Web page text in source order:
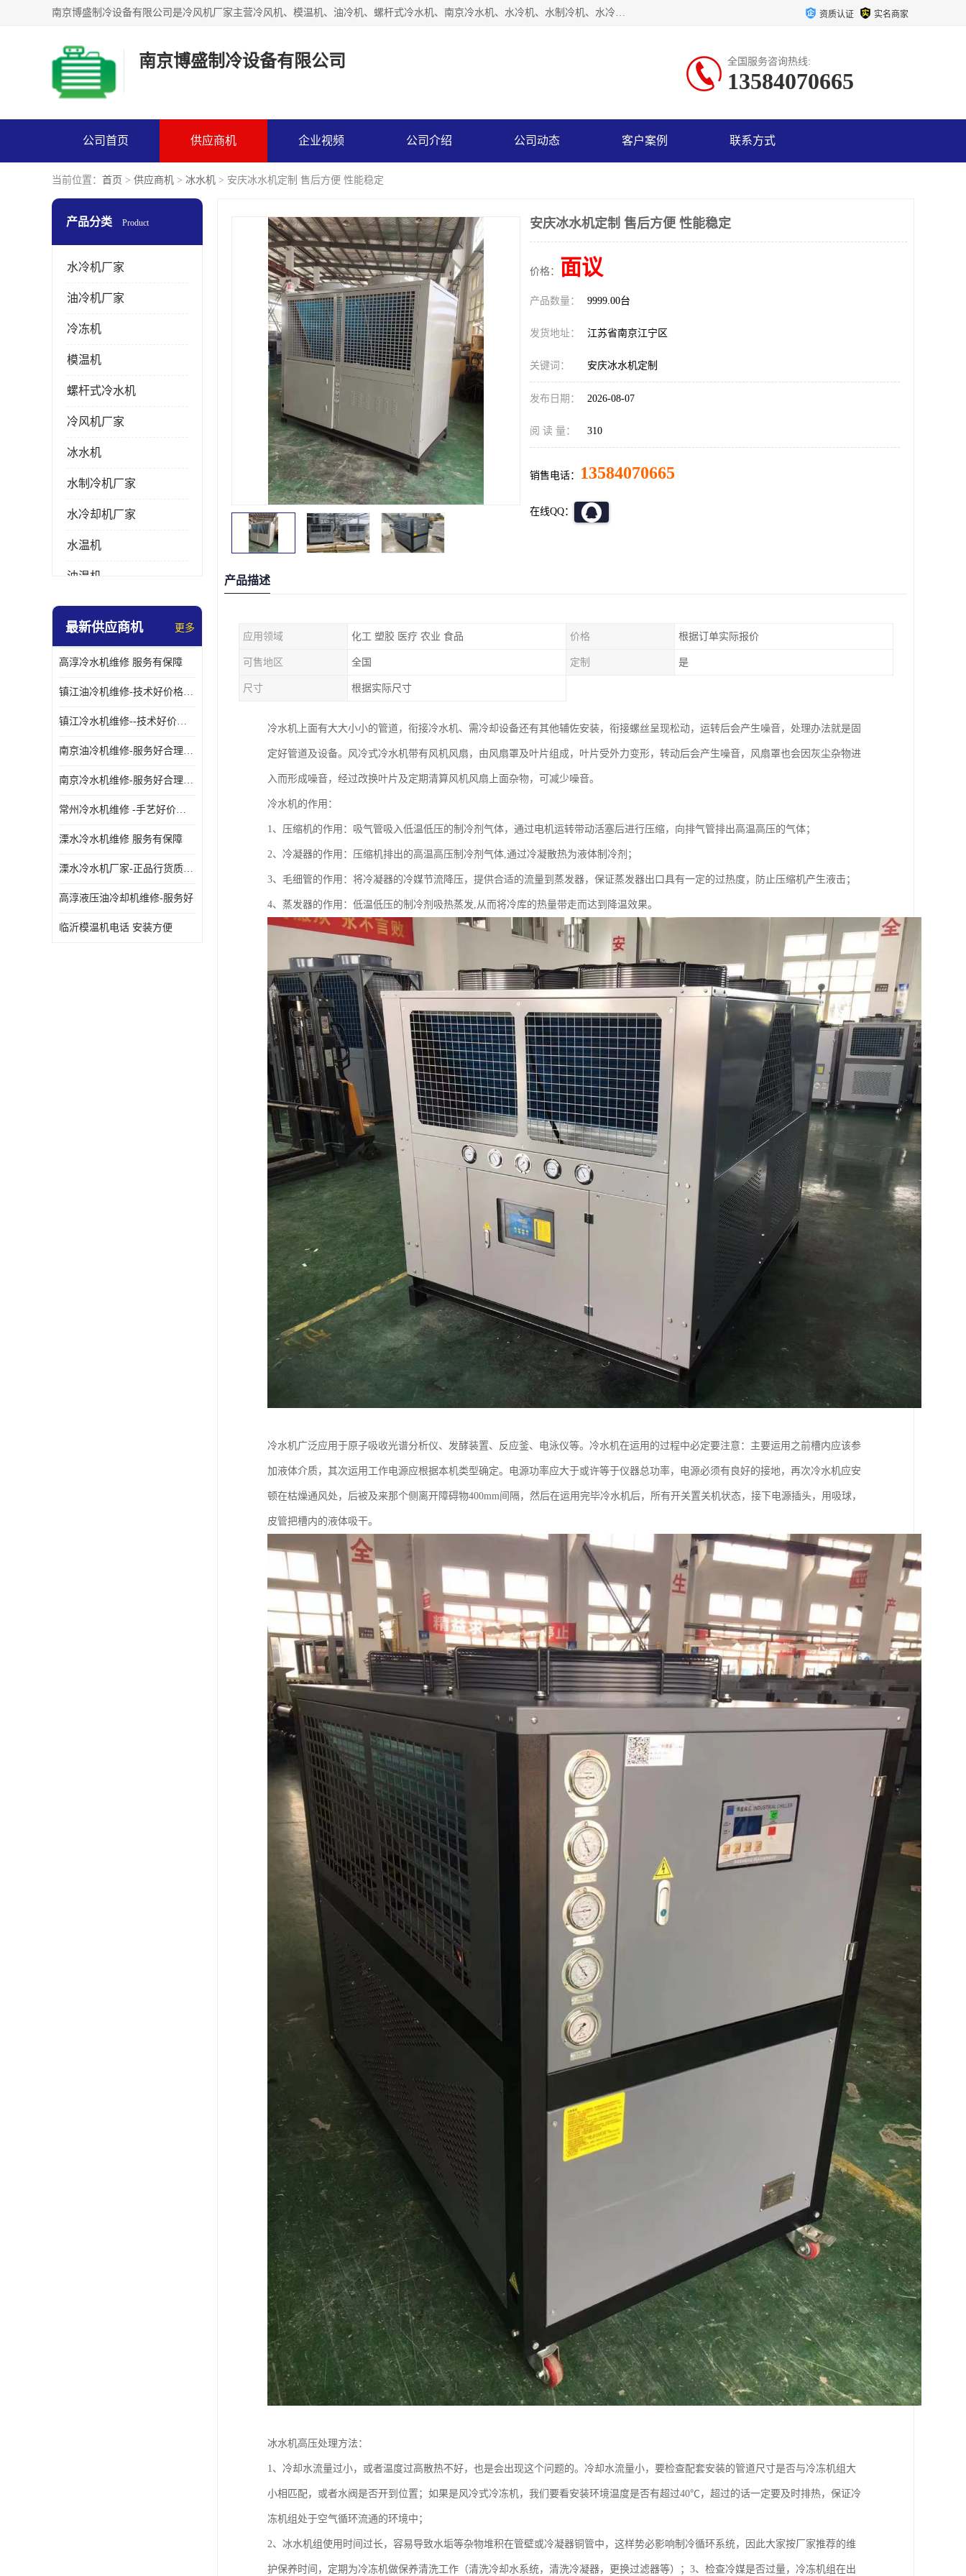
南京博盛制冷设备有限公司是冷风机厂家主营冷风机、模温机、油冷机、螺杆式冷水机、南京冷水机、水冷机、水制冷机、水冷却机、油冷却机等；凭借多年的制作经验、优秀的技术、优秀的产品质量诚信的经营理念，以一流的品质，实在的价格，在行业内享有较高的声誉。 资质认证 实名商家
南京博盛制冷设备有限公司 全国服务咨询热线:
13584070665
公司首页 供应商机 企业视频 公司介绍 公司动态 客户案例 联系方式
当前位置： 首页 > 供应商机 > 冰水机 > 安庆冰水机定制 售后方便 性能稳定
产品分类 Product
水冷机厂家
油冷机厂家
冷冻机
模温机
螺杆式冷水机
冷风机厂家
冰水机
水制冷机厂家
水冷却机厂家
水温机
油温机
冰热一体机
油冷却机厂家
最新供应商机 更多
高淳冷水机维修 服务有保障
镇江油冷机维修-技术好价格便宜
镇江冷水机维修--技术好价格便宜
南京油冷机维修-服务好合理收费
南京冷水机维修-服务好合理收费
常州冷水机维修 -手艺好价格便宜
溧水冷水机维修 服务有保障
溧水冷水机厂家-正品行货质量有保障
高淳液压油冷却机维修-服务好
临沂模温机电话 安装方便
安庆冰水机定制 售后方便 性能稳定
价格： 面议
产品数量： 9999.00台
发货地址： 江苏省南京江宁区
关键词： 安庆冰水机定制
发布日期： 2026-08-07
阅 读 量： 310
销售电话： 13584070665
在线QQ：
产品描述
应用领域 化工 塑胶 医疗 农业 食品 价格 根据订单实际报价
可售地区 全国 定制 是
尺寸 根据实际尺寸
冷水机上面有大大小小的管道，衔接冷水机、需冷却设备还有其他辅佐安装，衔接螺丝呈现松动，运转后会产生噪音，处理办法就是固
定好管道及设备。风冷式冷水机带有风机风扇，由风扇罩及叶片组成，叶片受外力变形，转动后会产生噪音，风扇罩也会因灰尘杂物进
入而形成噪音，经过改换叶片及定期清算风机风扇上面杂物，可减少噪音。
冷水机的作用：
1、压缩机的作用：吸气管吸入低温低压的制冷剂气体，通过电机运转带动活塞后进行压缩，向排气管排出高温高压的气体；
2、冷凝器的作用：压缩机排出的高温高压制冷剂气体,通过冷凝散热为液体制冷剂；
3、毛细管的作用：将冷凝器的冷媒节流降压，提供合适的流量到蒸发器，保证蒸发器出口具有一定的过热度，防止压缩机产生液击；
4、蒸发器的作用：低温低压的制冷剂吸热蒸发,从而将冷库的热量带走而达到降温效果。
冷水机广泛应用于原子吸收光谱分析仪、发酵装置、反应釜、电泳仪等。冷水机在运用的过程中必定要注意：主要运用之前槽内应该参
加液体介质，其次运用工作电源应根据本机类型确定。电源功率应大于或许等于仪器总功率，电源必须有良好的接地，再次冷水机应安
顿在枯燥通风处，后被及来那个侧离开障碍物400mm间隔，然后在运用完毕冷水机后，所有开关置关机状态，接下电源插头，用吸球，
皮管把槽内的液体吸干。
冰水机高压处理方法：
1、冷却水流量过小，或者温度过高散热不好，也是会出现这个问题的。冷却水流量小，要检查配套安装的管道尺寸是否与冷冻机组大
小相匹配，或者水阀是否开到位置；如果是风冷式冷冻机，我们要看安装环境温度是否有超过40℃，超过的话一定要及时排热，保证冷
冻机组处于空气循环流通的环境中；
2、冰水机组使用时间过长，容易导致水垢等杂物堆积在管壁或冷凝器铜管中，这样势必影响制冷循环系统，因此大家按厂家推荐的维
护保养时间，定期为冷冻机做保养清洗工作（清洗冷却水系统，清洗冷凝器，更换过滤器等）；3、检查冷媒是否过量，冷冻机组在出